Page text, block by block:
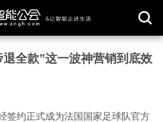
取
全款”这一波神营销到底效
签约正式成为法国国家足球队官方